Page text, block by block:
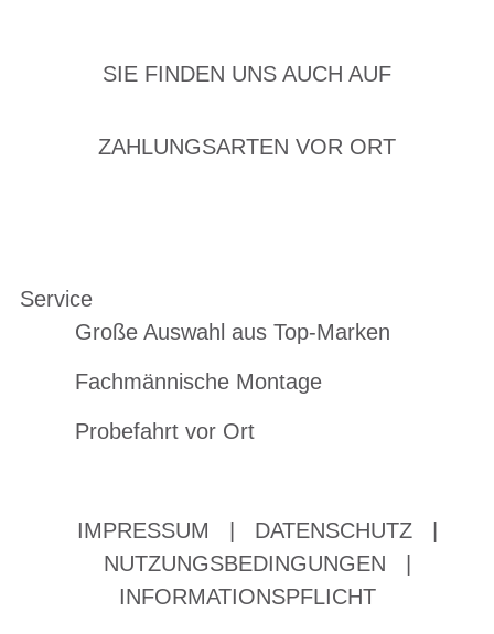
SIE FINDEN UNS AUCH AUF
ZAHLUNGSARTEN VOR ORT
Service
Große Auswahl aus Top-Marken
Fachmännische Montage
Probefahrt vor Ort
IMPRESSUM DATENSCHUTZ
NUTZUNGSBEDINGUNGEN
INFORMATIONSPFLICHT